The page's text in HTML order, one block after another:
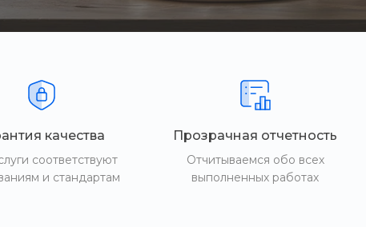
качества
соответствуют
и стандартам
Прозрачная отчетность
Отчитываемся обо всех
выполненных работах